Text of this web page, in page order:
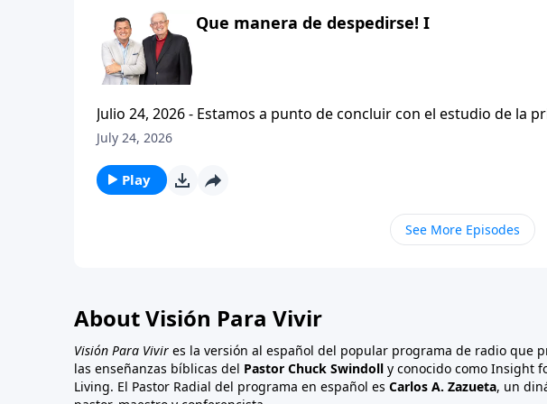
Que manera de despedirse! I
Julio 24, 2026 - Estamos a punto de concluir con el estudio de la
tesalonicenses titulado: Cristianismo Contagioso. En este escrito vemos una despedida franca. En lugar de
a sus hijos espirituales con una bendicion que termina siendo el
July 24, 2026
Play
See More Episodes
About Visión Para Vivir
Visión Para Vivir es la versión al español del popular programa de radio que
las enseñanzas bíblicas del Pastor Chuck Swindoll y conocido como Insight
Living. El Pastor Radial del programa en español es Carlos A. Zazueta, un